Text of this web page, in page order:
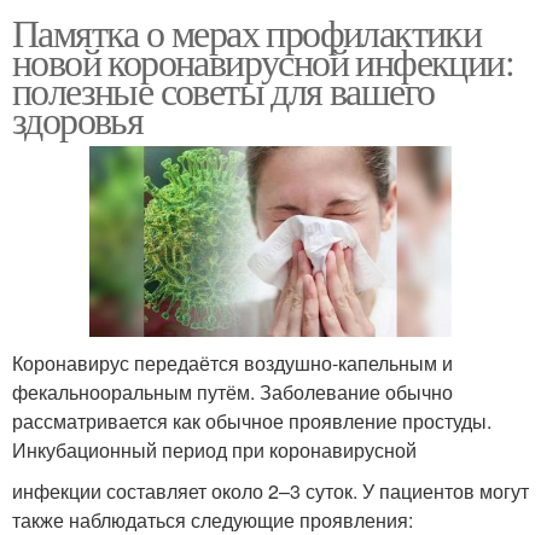
Памятка о мерах профилактики
новой коронавирусной инфекции:
полезные советы для вашего
здоровья
Коронавирус передаётся воздушно-капельным и
фекальнооральным путём. Заболевание обычно
рассматривается как обычное проявление простуды.
Инкубационный период при коронавирусной
инфекции составляет около 2–3 суток. У пациентов могут
также наблюдаться следующие проявления: